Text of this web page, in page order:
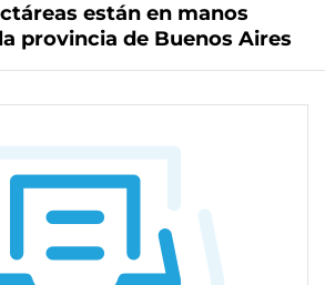
están en manos
provincia de Buenos Aires